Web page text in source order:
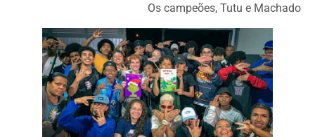
Os campeões, Tutu e Machado